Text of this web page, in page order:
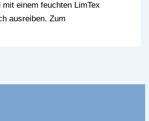
einem feuchten LimTex
ausreiben. Zum